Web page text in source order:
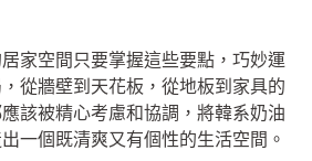
家空間只要掌握這些要點，巧妙運
從牆壁到天花板，從地板到家具的
該被精心考慮和協調，將韓系奶油
一個既清爽又有個性的生活空間。